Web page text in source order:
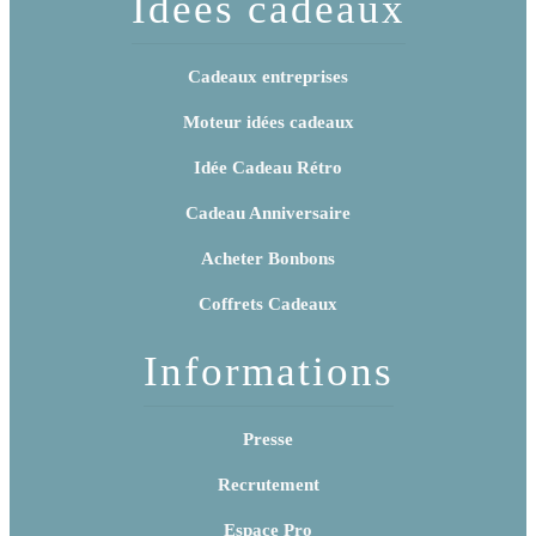
Cadeaux entreprises
Moteur idées cadeaux
Idée Cadeau Rétro
Cadeau Anniversaire
Acheter Bonbons
Coffrets Cadeaux
Informations
Presse
Recrutement
Espace Pro